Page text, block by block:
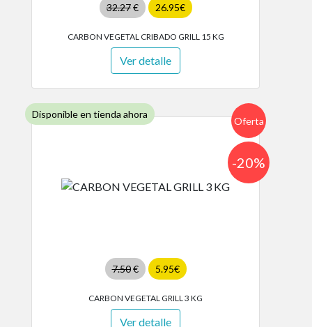
32.27€ 26.95€
CARBON VEGETAL CRIBADO GRILL 15 KG
Ver detalle
Disponible en tienda ahora
Oferta
7.50€ 5.95€
-20%
CARBON VEGETAL GRILL 3 KG
Ver detalle